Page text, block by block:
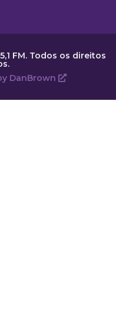
FM. Todos os direitos
DanBrown